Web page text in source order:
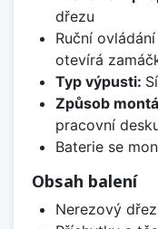
dřezu
Ruční
otevírá
Typ výpusti:
Způsob
pracovní
Baterie se
Obsah balení
Nerezový dřez